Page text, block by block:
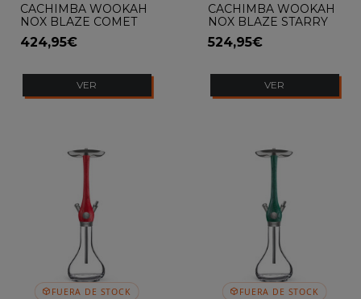
CACHIMBA WOOKAH
NOX BLAZE COMET
424,95€
VER
CACHIMBA WOOKAH
NOX BLAZE STARRY
NIGHT
524,95€
VER
FUERA DE STOCK FUERA DE STOCK